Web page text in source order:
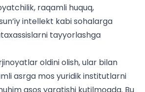
raqamli huquq,
intellekt kabi sohalarga
tayyorlashga
oldini olish, ular bilan
asrga mos yuridik institutlarni